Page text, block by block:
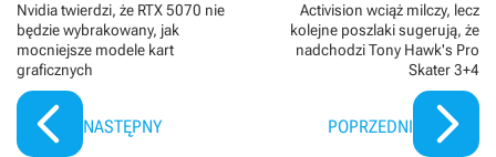
Nvidia twierdzi, że RTX 5070 nie
będzie wybrakowany, jak
mocniejsze modele kart
graficznych
NASTĘPNY
Activision wciąż milczy, lecz
kolejne poszlaki sugerują, że
nadchodzi Tony Hawk's Pro
Skater 3+4
POPRZEDNI